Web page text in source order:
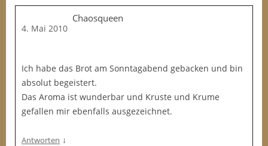
Chaosqueen
4. Mai 2010
Ich habe das Brot am Sonntagabend gebacken und bin
absolut begeistert.
Das Aroma ist wunderbar und Kruste und Krume
gefallen mir ebenfalls ausgezeichnet.
Antworten ↓